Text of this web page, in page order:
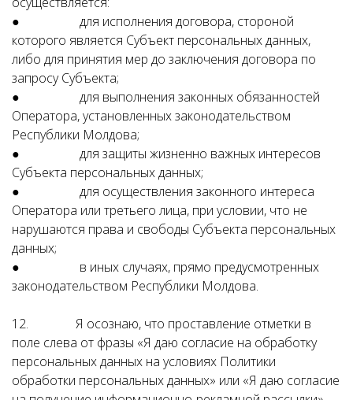
● для исполнения договора, стороной
которого является Субъект персональных данных,
либо для принятия мер до заключения договора по
запросу Субъекта;
● для выполнения законных обязанностей
Оператора, установленных законодательством
Республики Молдова;
● для защиты жизненно важных интересов
Субъекта персональных данных;
● для осуществления законного интереса
Оператора или третьего лица, при условии, что не
нарушаются права и свободы Субъекта персональных
данных;
● в иных случаях, прямо предусмотренных
законодательством Республики Молдова.
12. Я осознаю, что проставление отметки в
поле слева от фразы «Я даю согласие на обработку
персональных данных на условиях Политики
обработки персональных данных» или «Я даю согласие